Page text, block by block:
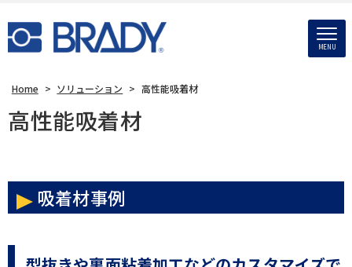
MENU
Home > ソリューション > 高性能吸着材
高性能吸着材
吸着材事例